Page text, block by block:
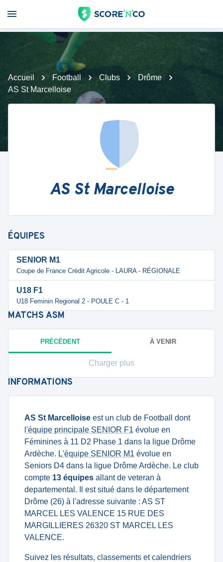
Accueil Football Clubs
Drôme
AS St Marcelloise
AS St Marcelloise
ÉQUIPES
SENIOR M1
Coupe de France Crédit Agricole - LAURA - RÉGIONALE
U18 F1
U18 Feminin Regional 2 - POULE C - 1
MATCHS ASM
PRÉCÉDENT À VENIR
Charger plus
INFORMATIONS
AS St Marcelloise est un club de Football dont
l'équipe principale SENIOR F1 évolue en
Féminines à 11 D2 Phase 1 dans la ligue Drôme
Ardèche. L'équipe SENIOR M1 évolue en
Seniors D4 dans la ligue Drôme Ardèche. Le club
compte 13 équipes allant de veteran à
departemental. Il est situé dans le département
Drôme (26) à l'adresse suivante : AS ST
MARCEL LES VALENCE 15 RUE DES
MARGILLIERES 26320 ST MARCEL LES
VALENCE.
Suivez les résultats, classements et calendriers